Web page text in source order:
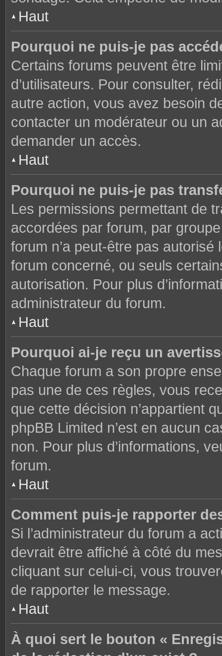
Haut
Pourquoi ne puis-je pas
Certains forums peuvent être
d’utilisateurs. Pour consulter,
autre action, vous avez besoin
contacter un modérateur ou un
demander un accès.
Haut
Pourquoi ne puis-je pas
Les permissions permettant de
accordées par forum, par
forum n’a peut-être pas
forum concerné, ou seuls
autorisation. Pour plus
administrateur du forum.
Haut
Pourquoi ai-je reçu un
Chaque forum a son propre
pas une de ces règles, vous
que cette décision n’appartient
phpBB Limited n’est en aucun
non. Pour plus d’informations,
forum.
Haut
Comment puis-je rapporter
Si l’administrateur du forum a
devrait être affiché à côté du
cliquant sur celui-ci, vous
de rapporter le message.
Haut
À quoi sert le bouton «